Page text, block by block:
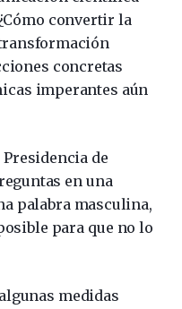
convertir la
concretas
imperantes aún
Presidencia de
en una
palabra masculina,
para que no lo
medidas